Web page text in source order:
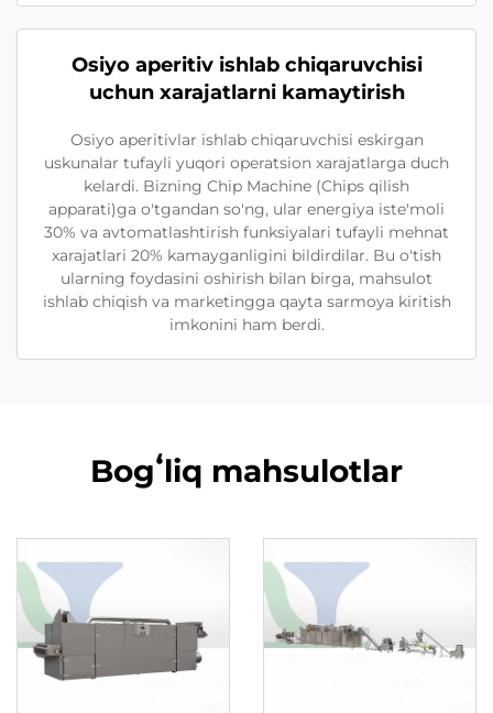
Osiyo aperitiv ishlab chiqaruvchisi
uchun xarajatlarni kamaytirish
Osiyo aperitivlar ishlab chiqaruvchisi eskirgan
uskunalar tufayli yuqori operatsion xarajatlarga duch
kelardi. Bizning Chip Machine (Chips qilish
apparati)ga o'tgandan so'ng, ular energiya iste'moli
30% va avtomatlashtirish funksiyalari tufayli mehnat
xarajatlari 20% kamayganligini bildirdilar. Bu o'tish
ularning foydasini oshirish bilan birga, mahsulot
ishlab chiqish va marketingga qayta sarmoya kiritish
imkonini ham berdi.
Bogʻliq mahsulotlar